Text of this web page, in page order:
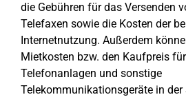
die Gebühren für das Versenden
Telefaxen sowie die Kosten der
Internetnutzung. Außerdem
Mietkosten bzw. den Kaufpreis
Telefonanlagen und sonstige
Telekommunikationsgeräte in der